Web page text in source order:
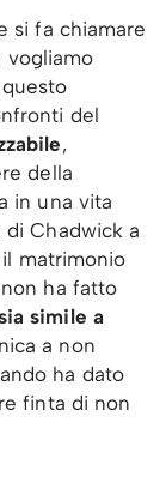
si fa chiamare
vogliamo
del
,
della
in una vita
di Chadwick a
matrimonio
ha fatto
simile a
a non
ha dato
finta di non